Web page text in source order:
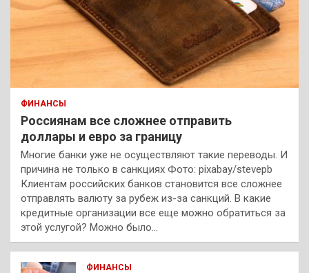
ФИНАНСЫ
Россиянам все сложнее отправить
доллары и евро за границу
Многие банки уже не осуществляют такие переводы. И
причина не только в санкциях Фото: pixabay/stevepb
Клиентам российских банков становится все сложнее
отправлять валюту за рубеж из-за санкций. В какие
кредитные организации все еще можно обратиться за
этой услугой? Можно было…
ФИНАНСЫ